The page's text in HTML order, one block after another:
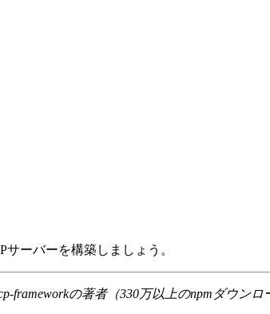
ーバーを構築しましょう。
frameworkの著者（330万以上のnpmダウン